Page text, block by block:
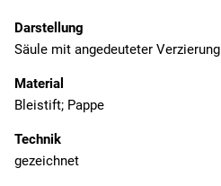
Darstellung
Säule mit angedeuteter Verzierung
Material
Bleistift; Pappe
Technik
gezeichnet